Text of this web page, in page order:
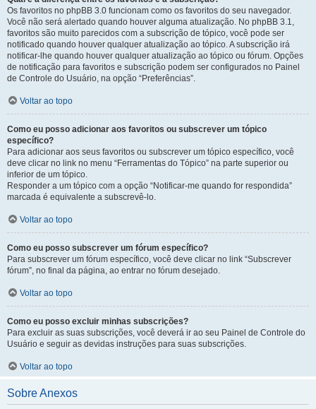
Os favoritos no phpBB 3.0 funcionam como os favoritos do seu navegador.
Você não será alertado quando houver alguma atualização. No phpBB 3.1,
favoritos são muito parecidos com a subscrição de tópico, você pode ser
notificado quando houver qualquer atualização ao tópico. A subscrição irá
notificar-lhe quando houver qualquer atualização ao tópico ou fórum. Opções
de notificação para favoritos e subscrição podem ser configurados no Painel
de Controle do Usuário, na opção “Preferências”.
Voltar ao topo
Como eu posso adicionar aos favoritos ou subscrever um tópico
específico?
Para adicionar aos seus favoritos ou subscrever um tópico específico, você
deve clicar no link no menu “Ferramentas do Tópico” na parte superior ou
inferior de um tópico.
Responder a um tópico com a opção “Notificar-me quando for respondida”
marcada é equivalente a subscrevê-lo.
Voltar ao topo
Como eu posso subscrever um fórum específico?
Para subscrever um fórum específico, você deve clicar no link “Subscrever
fórum”, no final da página, ao entrar no fórum desejado.
Voltar ao topo
Como eu posso excluir minhas subscrições?
Para excluir as suas subscrições, você deverá ir ao seu Painel de Controle do
Usuário e seguir as devidas instruções para suas subscrições.
Voltar ao topo
Sobre Anexos